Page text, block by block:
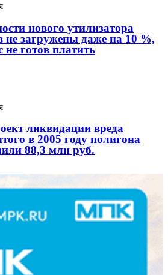
нового утилизатора
не загружены даже на 10 %,
не готов платить
ликвидации вреда
в 2005 году полигона
88,3 млн руб.